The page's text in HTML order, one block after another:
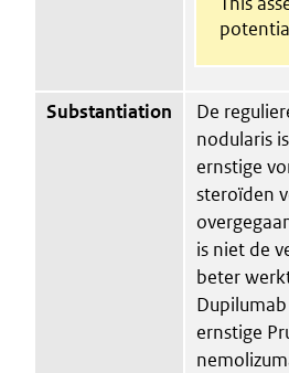
Substantiation
De
nodularis
ernstige
steroïden
is niet de
beter
ernstige